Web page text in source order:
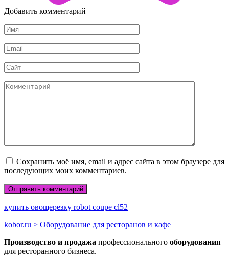
Добавить комментарий
Имя
*
Email
*
Сайт
Комментарий
Сохранить моё имя, email и адрес сайта в этом браузере для
последующих моих комментариев.
купить овощерезку robot coupe cl52
kobor.ru > Оборудование для ресторанов и кафе
Производство и продажа профессионального оборудования
для ресторанного бизнеса.